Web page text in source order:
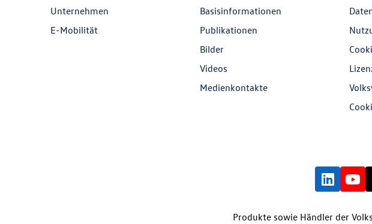
Unternehmen
E-Mobilität
Basisinformationen
Publikationen
Bilder
Videos
Medienkontakte
Produkte sowie Händler der